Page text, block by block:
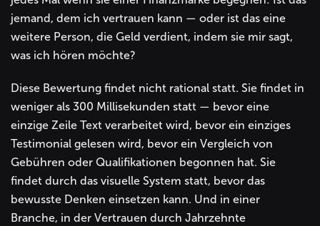
jemand, dem ich vertrauen kann — oder ist das eine
weitere Person, die Geld verdient, indem sie mir sagt,
was ich hören möchte?
Diese Bewertung findet nicht rational statt. Sie findet in
weniger als 300 Millisekunden statt — bevor eine
einzige Zeile Text verarbeitet wird, bevor ein einziges
Testimonial gelesen wird, bevor ein Vergleich von
Gebühren oder Qualifikationen begonnen hat. Sie
findet durch das visuelle System statt, bevor das
bewusste Denken einsetzen kann. Und in einer
Branche, in der Vertrauen durch Jahrzehnte